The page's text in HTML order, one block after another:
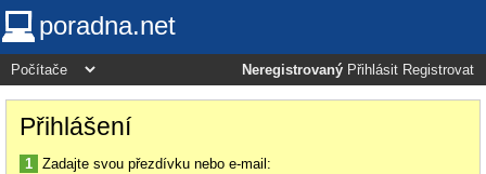
poradna.net
Neregistrovaný Přihlásit Registrovat
Přihlášení
1 Zadajte svou přezdívku nebo e-mail: